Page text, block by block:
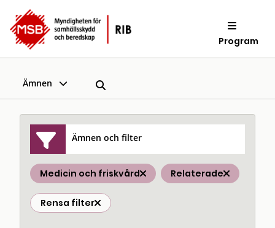
Program
Ämnen
Ämnen och filter
Medicin och friskvård Relaterade
Rensa filter